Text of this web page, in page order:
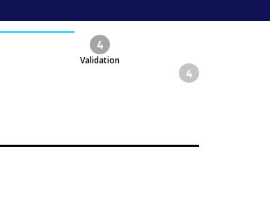
4
Validation
4